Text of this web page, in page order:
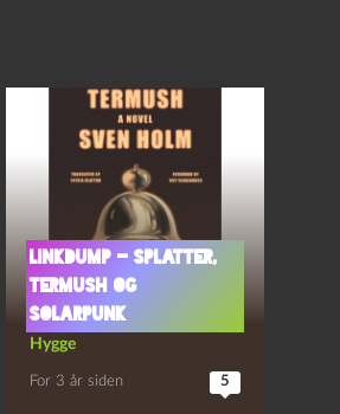
Linkdump – splatter,
Termush og
solarpunk
Hygge
For 3 år siden 5